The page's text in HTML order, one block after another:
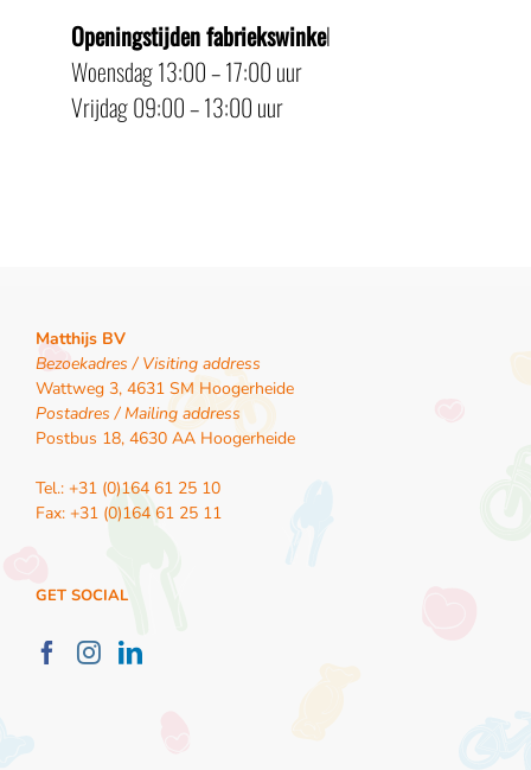
Openingstijden fabriekswinkel
Woensdag 13:00 – 17:00 uur
Vrijdag 09:00 – 13:00 uur
Matthijs BV
Bezoekadres / Visiting address
Wattweg 3, 4631 SM Hoogerheide
Postadres / Mailing address
Postbus 18, 4630 AA Hoogerheide
Tel.: +31 (0)164 61 25 10
Fax: +31 (0)164 61 25 11
GET SOCIAL